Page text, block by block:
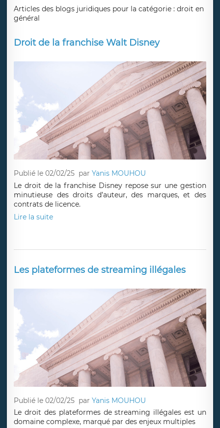
Articles des blogs juridiques pour la catégorie : droit en
général
Droit de la franchise Walt Disney
Publié le 02/02/25 parYanis MOUHOU
Le droit de la franchise Disney repose sur une gestion
minutieuse des droits d’auteur, des marques, et des
contrats de licence.
Lire la suite
Les plateformes de streaming illégales
Publié le 02/02/25 parYanis MOUHOU
Le droit des plateformes de streaming illégales est un
domaine complexe, marqué par des enjeux multiples